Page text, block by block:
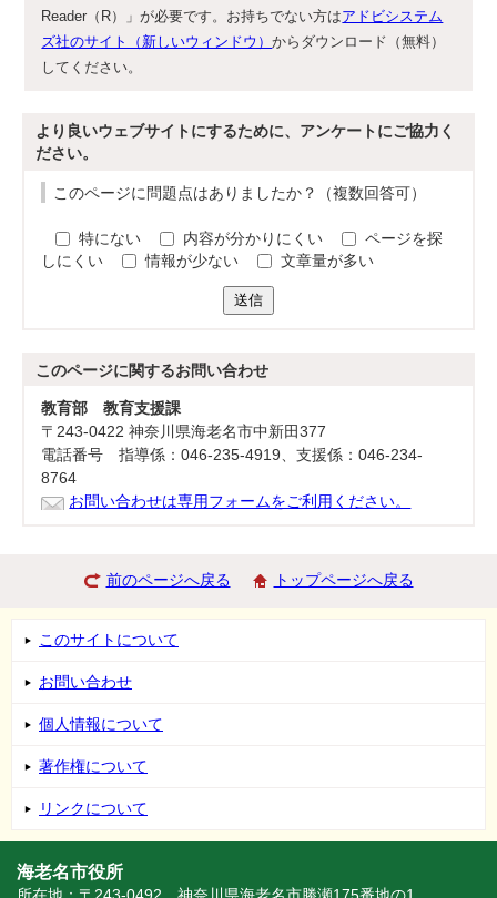
Reader（R）」が必要です。お持ちでない方はアドビシステム
ズ社のサイト（新しいウィンドウ）からダウンロード（無料）
してください。
より良いウェブサイトにするために、アンケートにご協力く
ださい。
このページに問題点はありましたか？（複数回答可）
特にない 内容が分かりにくい
ページを探
しにくい
情報が少ない 文章量が多い
送信
このページに関するお問い合わせ
教育部 教育支援課
〒243-0422 神奈川県海老名市中新田377
電話番号 指導係：046-235-4919、支援係：046-234-
8764
お問い合わせは専用フォームをご利用ください。
前のページへ戻る トップページへ戻る
このサイトについて
お問い合わせ
個人情報について
著作権について
リンクについて
海老名市役所